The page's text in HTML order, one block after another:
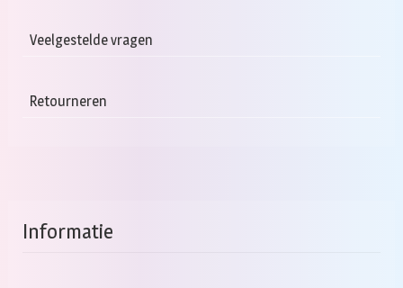
Veelgestelde vragen
Retourneren
Informatie